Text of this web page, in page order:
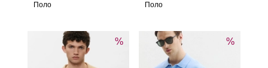
Поло
Поло
% %